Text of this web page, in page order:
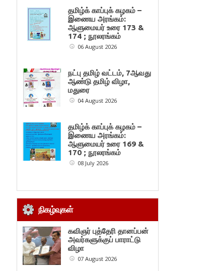
தமிழ்க் காப்புக் கழகம் –
இணைய அரங்கம்:
ஆளுமையர் உரை 173 &
174 ; நூலரங்கம்
06 August 2026
நட்பு தமிழ் வட்டம், 7ஆவது
ஆண்டு தமிழ் விழா,
மதுரை
04 August 2026
தமிழ்க் காப்புக் கழகம் –
இணைய அரங்கம்:
ஆளுமையர் உரை 169 &
170 ; நூலரங்கம்
08 July 2026
நிகழ்வுகள்
கவிஞர் புத்தேரி தானப்பன்
அவர்களுக்குப் பாராட்டு
விழா
07 August 2026